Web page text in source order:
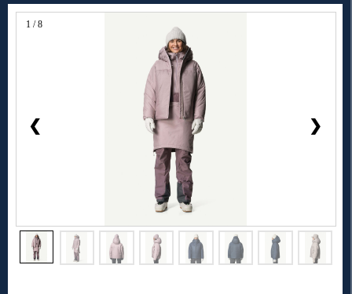
1 / 8
❮ ❯
Bruk filter til å spisse søket